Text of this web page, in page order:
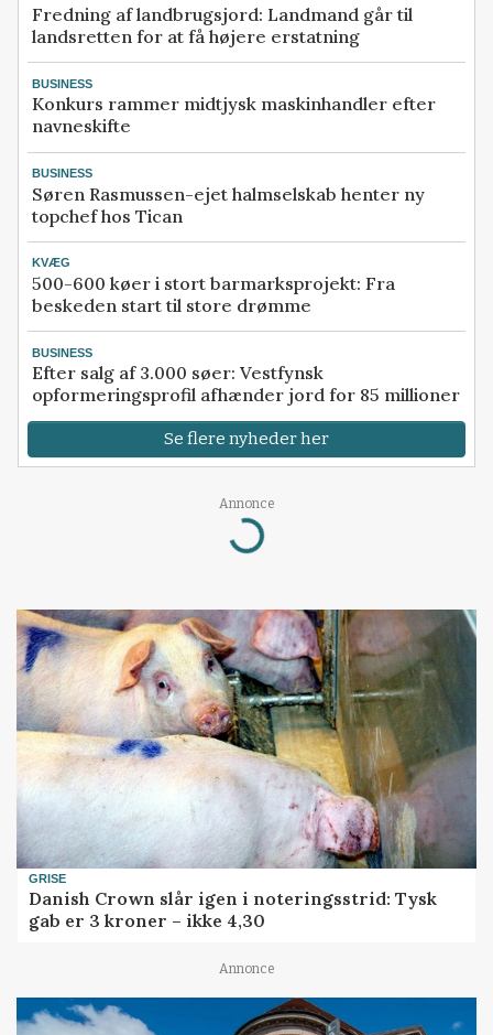
Fredning af landbrugsjord: Landmand går til
landsretten for at få højere erstatning
BUSINESS
Konkurs rammer midtjysk maskinhandler efter
navneskifte
BUSINESS
Søren Rasmussen-ejet halmselskab henter ny
topchef hos Tican
KVÆG
500-600 køer i stort barmarksprojekt: Fra
beskeden start til store drømme
BUSINESS
Efter salg af 3.000 søer: Vestfynsk
opformeringsprofil afhænder jord for 85 millioner
Se flere nyheder her
Annonce
Loading...
GRISE
Danish Crown slår igen i noteringsstrid: Tysk
gab er 3 kroner – ikke 4,30
Annonce